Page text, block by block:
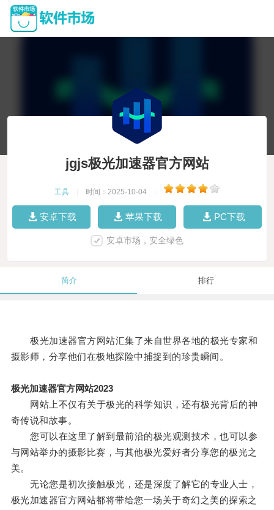
jgjs极光加速器官方网站
工具 时间：2025-10-04
安卓下载 苹果下载 PC下载
安卓市场，安全绿色
简介 排行
极光加速器官方网站汇集了来自世界各地的极光专家和
摄影师，分享他们在极地探险中捕捉到的珍贵瞬间。
极光加速器官方网站2023
网站上不仅有关于极光的科学知识，还有极光背后的神
奇传说和故事。
您可以在这里了解到最前沿的极光观测技术，也可以参
与网站举办的摄影比赛，与其他极光爱好者分享您的极光之
美。
无论您是初次接触极光，还是深度了解它的专业人士，
极光加速器官方网站都将带给您一场关于奇幻之美的探索之